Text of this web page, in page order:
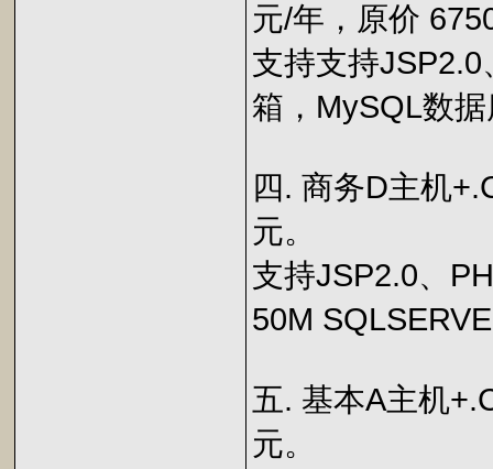
元/年，原价
支持支持
箱，MySQL数
四. 商务D主机
元。
支持JSP2.0、
50M
五. 基本A主机
元。